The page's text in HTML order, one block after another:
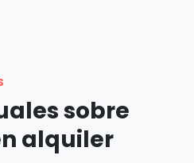
sobre
alquiler